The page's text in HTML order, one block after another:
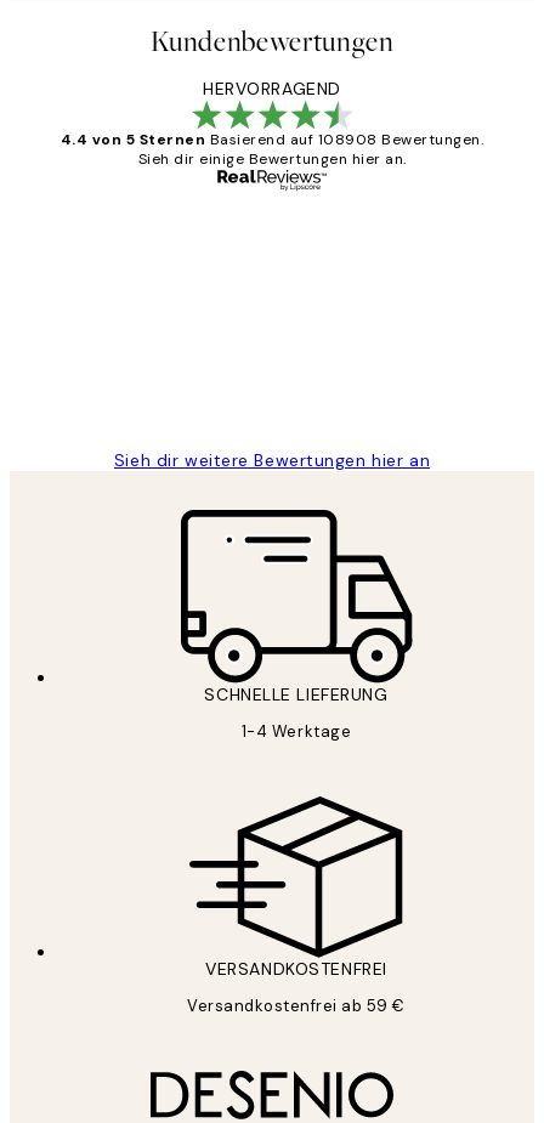
Kundenbewertungen
HERVORRAGEND
4.4 von 5 Sternen Basierend auf 108908 Bewertungen.
Sieh dir einige Bewertungen hier an.
Sieh dir weitere Bewertungen hier an
SCHNELLE LIEFERUNG
1-4 Werktage
VERSANDKOSTENFREI
Versandkostenfrei ab 59 €